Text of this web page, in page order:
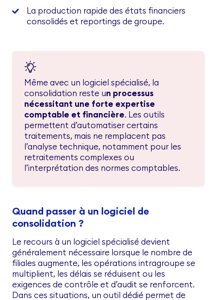
La production rapide des états financiers
consolidés et reportings de groupe.
Même avec un logiciel spécialisé, la
consolidation reste un processus
nécessitant une forte expertise
comptable et financière. Les outils
permettent d’automatiser certains
traitements, mais ne remplacent pas
l’analyse technique, notamment pour les
retraitements complexes ou
l’interprétation des normes comptables.
Quand passer à un logiciel de
consolidation ?
Le recours à un logiciel spécialisé devient
généralement nécessaire lorsque le nombre de
filiales augmente, les opérations intragroupe se
multiplient, les délais se réduisent ou les
exigences de contrôle et d’audit se renforcent.
Dans ces situations, un outil dédié permet de